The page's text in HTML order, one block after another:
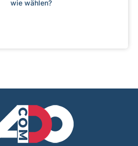
wie wählen?